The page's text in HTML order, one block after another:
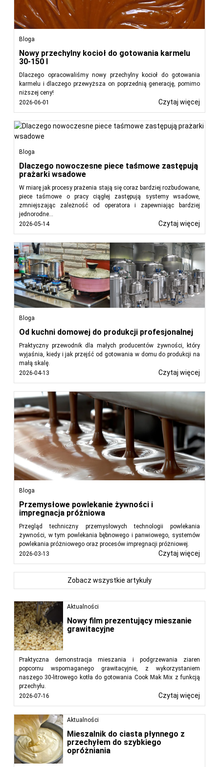
Aktualności
Nowy film prezentujący mieszanie
grawitacyjne
Praktyczna demonstracja mieszania i podgrzewania ziaren
popcornu wspomaganego grawitacyjnie, z wykorzystaniem
naszego 30-litrowego kotła do gotowania Cook Mak Mix z funkcją
przechyłu.
2026-07-16
Czytaj więcej
Aktualności
Mieszalnik do ciasta płynnego z
przechyłem do szybkiego
opróżniania
Bloga
Nowy przechylny kocioł do gotowania karmelu
30-150 l
Dlaczego opracowaliśmy nowy przechylny kocioł do gotowania
karmelu i dlaczego przewyższa on poprzednią generację, pomimo
niższej ceny!
2026-06-01
Czytaj więcej
Bloga
Dlaczego nowoczesne piece taśmowe zastępują
prażarki wsadowe
W miarę jak procesy prażenia stają się coraz bardziej rozbudowane,
piece taśmowe o pracy ciągłej zastępują systemy wsadowe,
zmniejszając zależność od operatora i zapewniając bardziej
jednorodne...
2026-05-14
Czytaj więcej
Bloga
Od kuchni domowej do produkcji profesjonalnej
Praktyczny przewodnik dla małych producentów żywności, który
wyjaśnia, kiedy i jak przejść od gotowania w domu do produkcji na
małą skalę.
2026-04-13
Czytaj więcej
Bloga
Przemysłowe powlekanie żywności i
impregnacja próżniowa
Przegląd techniczny przemysłowych technologii powlekania
żywności, w tym powlekania bębnowego i panwiowego, systemów
powlekania próżniowego oraz procesów impregnacji próżniowej.
2026-03-13
Czytaj więcej
Zobacz wszystkie artykuły